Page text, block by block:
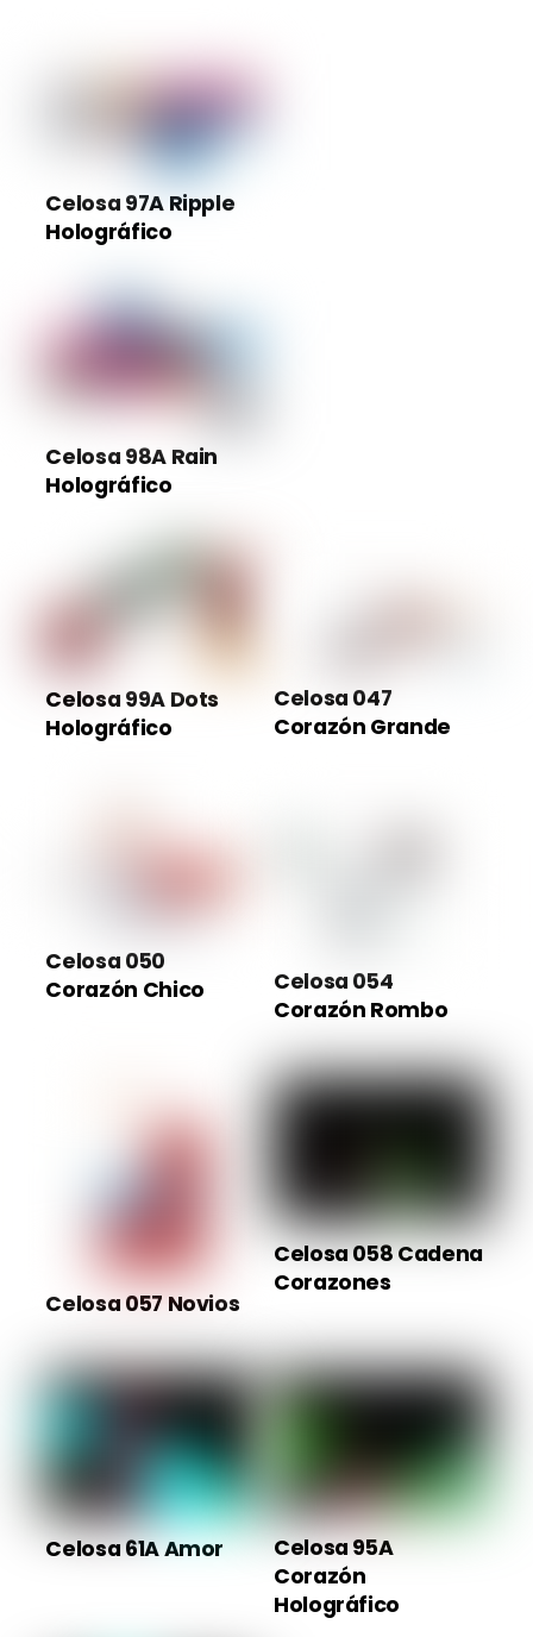
Celosa 97A Ripple
Holográfico
Celosa 98A Rain
Holográfico
Celosa 99A Dots
Holográfico
Celosa 047
Corazón Grande
Celosa 050
Corazón Chico
Celosa 054
Corazón Rombo
Celosa 057 Novios
Celosa 058 Cadena
Corazones
Celosa 61A Amor
Celosa 95A
Corazón
Holográfico